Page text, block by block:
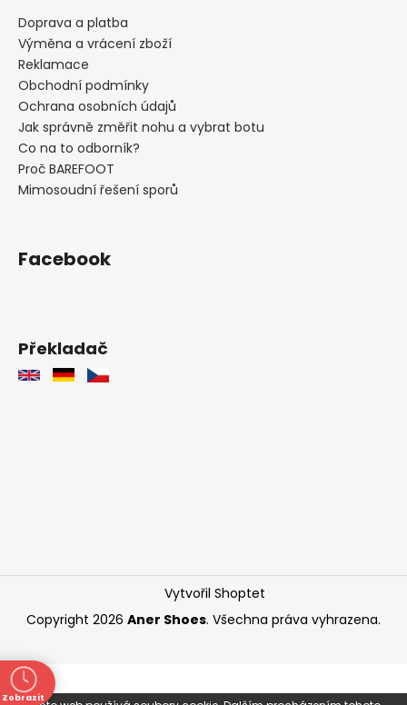
Doprava a platba
Výměna a vrácení zboží
Reklamace
Obchodní podmínky
Ochrana osobních údajů
Jak správně změřit nohu a vybrat botu
Co na to odborník?
Proč BAREFOOT
Mimosoudní řešení sporů
Facebook
Překladač
Vytvořil Shoptet
Copyright 2026 Aner Shoes. Všechna práva vyhrazena.
Zobrazit